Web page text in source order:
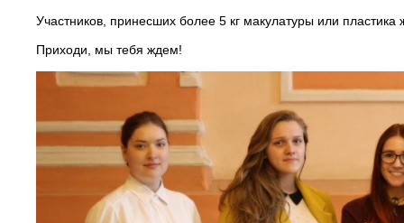
Участников, принесших более 5 кг макулатуры или пластика
Приходи, мы тебя ждем!